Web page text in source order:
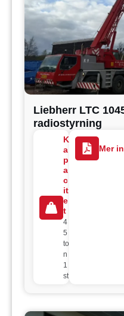
Liebherr LTC
radiostyrning
K
a
p
a
c
it
e
t
4
5
to
n
1
st
Mer